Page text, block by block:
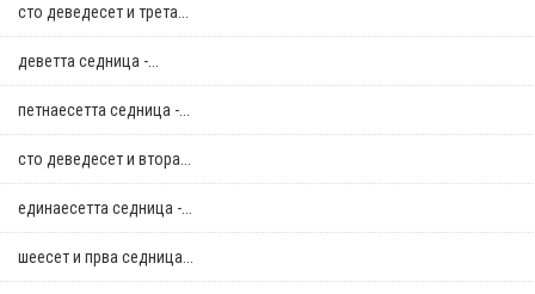
сто деведесет и трета...
деветта седница -...
петнаесетта седница -...
сто деведесет и втора...
единаесетта седница -...
шеесет и прва седница...